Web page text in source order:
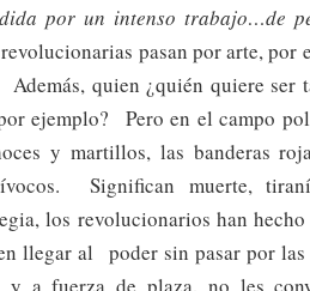
por un intenso trabajo…de
pasan por arte, por
quien ¿quién quiere ser
ejemplo? Pero en el campo
y martillos, las banderas
Significan muerte,
los revolucionarios han
llegar al poder sin pasar por